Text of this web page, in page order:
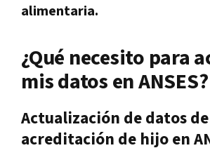
alimentaria.
¿Qué necesito para
mis datos en ANSES?
Actualización de datos de
acreditación de hijo en